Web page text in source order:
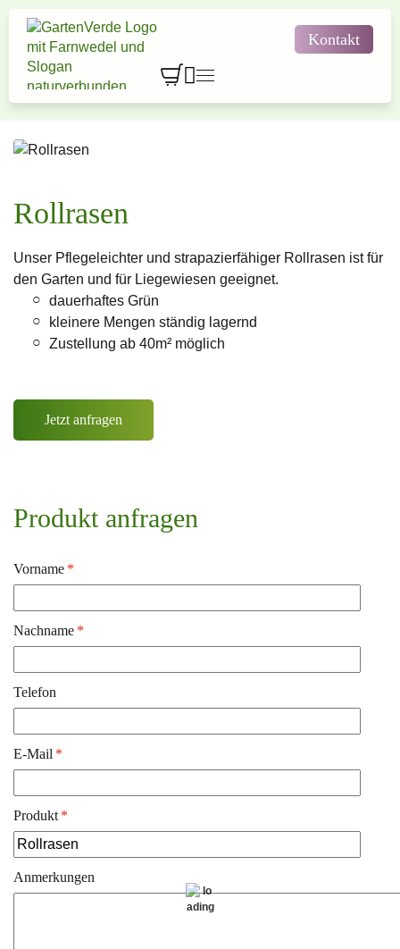
Kontakt
 
Gartengestaltung
Gartenplanung & Design
Pflegeleicht genießen
Wasser im Garten
Kundengeschichten
Einkaufen & Entdecken
Wertgutscheine
Pflanzensortiment

Kontakt
Karriere
Bewerbung
Rollrasen
Unser Pflegeleichter und strapazierfähiger Rollrasen ist für
den Garten und für Liegewiesen geeignet.
dauerhaftes Grün
kleinere Mengen ständig lagernd
Zustellung ab 40m² möglich
Jetzt anfragen
Produkt anfragen
Vorname *
Nachname *
Telefon
E-Mail *
Produkt *
Anmerkungen